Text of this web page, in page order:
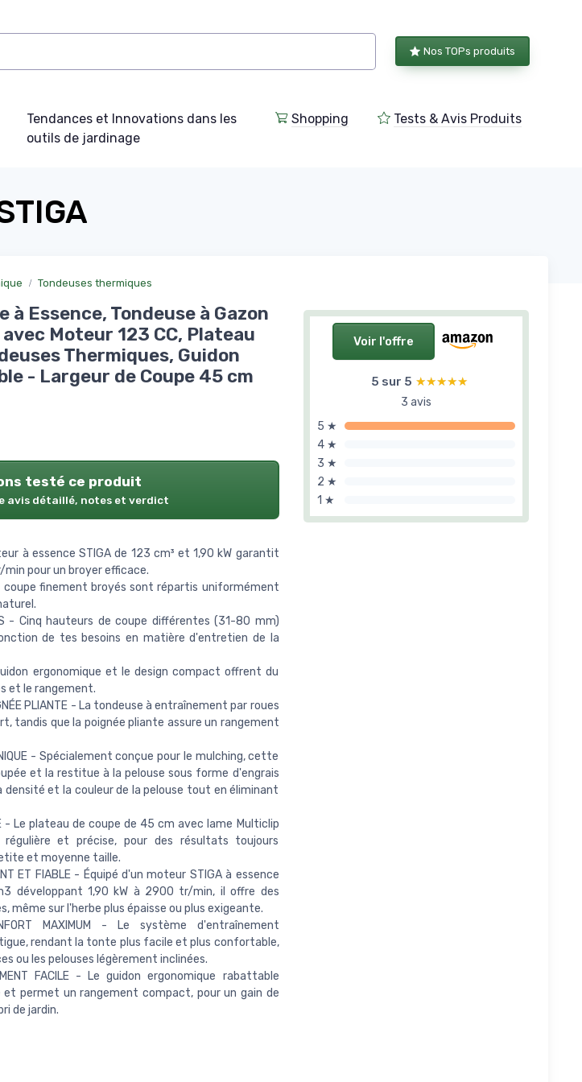
Nos TOPs produits
Tendances et Innovations dans les
outils de jardinage
Shopping Tests & Avis Produits
Tondeuses thermiques
Voir l'offre
5 sur 5 ★★★★★
★★★★★
3 avis
5 ★
4 ★
3 ★
2 ★
1 ★
à Essence, Tondeuse à Gazon
Moteur 123 CC, Plateau
Thermiques, Guidon
- Largeur de Coupe 45 cm
testé ce produit
avis détaillé, notes et verdict
à essence STIGA de 123 cm³ et 1,90 kW garantit
pour un broyer efficace.
coupe finement broyés sont répartis uniformément
- Cinq hauteurs de coupe différentes (31-80 mm)
de tes besoins en matière d'entretien de la
guidon ergonomique et le design compact offrent du
et le rangement.
PLIANTE - La tondeuse à entraînement par roues
tandis que la poignée pliante assure un rangement
- Spécialement conçue pour le mulching, cette
et la restitue à la pelouse sous forme d'engrais
densité et la couleur de la pelouse tout en éliminant
- Le plateau de coupe de 45 cm avec lame Multiclip
et précise, pour des résultats toujours
et moyenne taille.
ET FIABLE - Équipé d'un moteur STIGA à essence
développant 1,90 kW à 2900 tr/min, il offre des
sur l'herbe plus épaisse ou plus exigeante.
MAXIMUM - Le système d'entraînement
rendant la tonte plus facile et plus confortable,
ou les pelouses légèrement inclinées.
FACILE - Le guidon ergonomique rabattable
permet un rangement compact, pour un gain de
de jardin.